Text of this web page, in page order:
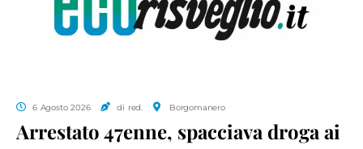
6 Agosto 2026 di red. Borgomanero
Arrestato 47enne, spacciava droga ai